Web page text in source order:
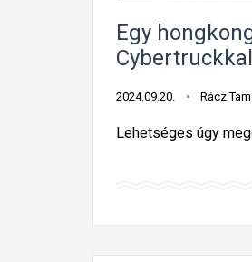
Egy
2024.09.20. Rácz
Lehetséges úgy